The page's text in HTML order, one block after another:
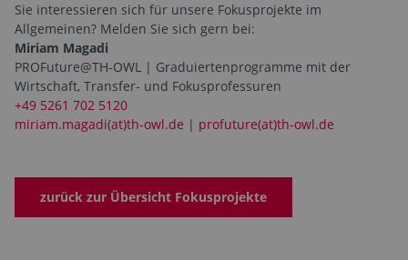
Sie interessieren sich für unsere Fokusprojekte im
Allgemeinen? Melden Sie sich gern bei:
Miriam Magadi
PROFuture@TH-OWL | Graduiertenprogramme mit der
Wirtschaft, Transfer- und Fokusprofessuren
+49 5261 702 5120
miriam.magadi(at)th-owl.de | profuture(at)th-owl.de
zurück zur Übersicht Fokusprojekte